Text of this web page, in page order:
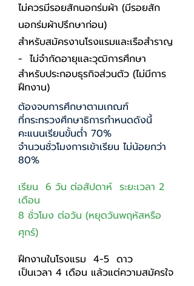
ไม่ควรมีรอยสักนอกร่มผ้า (มีรอยสัก
นอกร่มผ้าปรึกษาก่อน)
สำหรับสมัครงานโรงแรมและเรือสำราญ
- ไม่จำกัดอายุและวุฒิการศึกษา
สำหรับประกอบธุรกิจส่วนตัว (ไม่มีการ
ฝึกงาน)
ต้องจบการศึกษาตามเกณฑ์
ที่กระทรวงศึกษาธิการกําหนดดังนี้
คะแนนเรียนขั้นต่ํา 70%
จํานวนชั่วโมงการเข้าเรียน ไม่น้อยกว่า
80%
เรียน 6 วัน ต่อสัปดาห์ ระยะเวลา 2
เดือน
8 ชั่วโมง ต่อวัน (หยุดวันพฤหัสหรือ
ศุกร์)
ฝึกงานในโรงแรม 4-5 ดาว
เป็นเวลา 4 เดือน แล้วแต่ความสมัครใจ​​